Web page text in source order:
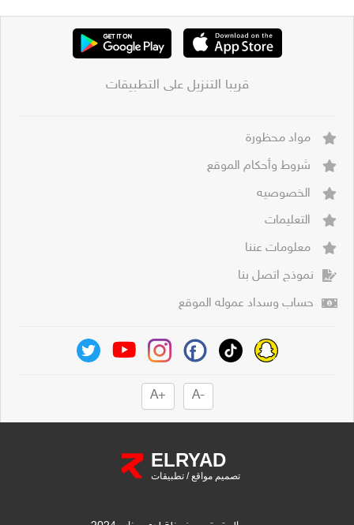
قريبا التنزيل على التطبيقات
مواد محظورة
شروط وأحكام الموقع
الخصوصيه
التعليمات
معلومات عننا
نموذج اتصل بنا
حساب وسداد عموله الموقع
-A
+A
ELRYAD
تصميم مواقع/ تطبيقات